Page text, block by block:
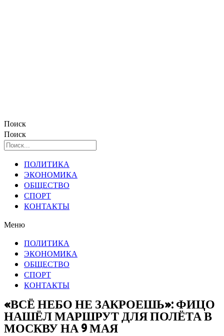
Поиск
Поиск
ПОЛИТИКА
ЭКОНОМИКА
ОБЩЕСТВО
СПОРТ
КОНТАКТЫ
Меню
ПОЛИТИКА
ЭКОНОМИКА
ОБЩЕСТВО
СПОРТ
КОНТАКТЫ
«ВСЁ НЕБО НЕ ЗАКРОЕШЬ»: ФИЦО
НАШЁЛ МАРШРУТ ДЛЯ ПОЛЁТА В
МОСКВУ НА 9 МАЯ